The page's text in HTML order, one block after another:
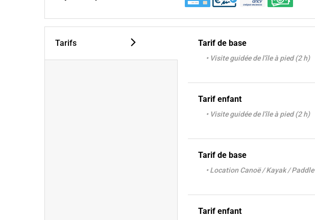
Tarifs Tarif de base
• Visite guidée de l'île à pied (2 h)
Tarif enfant
• Visite guidée de l'île à pied (2 h)
Tarif de base
• Location Canoë / Kayak / Paddle
Tarif enfant